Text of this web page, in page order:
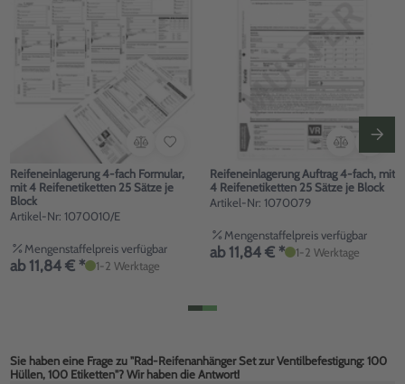
Reifeneinlagerung 4-fach Formular,
mit 4 Reifenetiketten 25 Sätze je
Block
Artikel-Nr: 1070010/E
Mengenstaffelpreis verfügbar
ab 11,84 € * 1-2 Werktage
Reifeneinlagerung Auftrag 4-fach, mit
4 Reifenetiketten 25 Sätze je Block
Artikel-Nr: 1070079
Mengenstaffelpreis verfügbar
ab 11,84 € * 1-2 Werktage
Sie haben eine Frage zu "Rad-Reifenanhänger Set zur Ventilbefestigung: 100
Hüllen, 100 Etiketten"? Wir haben die Antwort!